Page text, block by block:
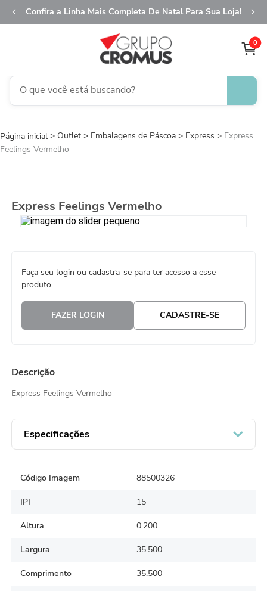
Confira a Linha Mais Completa De Natal Para Sua Loja!
0
O que você está buscando?
Outlet Embalagens de Páscoa Express
Express
Feelings Vermelho
Express Feelings Vermelho
Faça seu login ou cadastra-se para ter acesso a esse
produto
FAZER LOGIN CADASTRE-SE
Descrição
Express Feelings Vermelho
Especificações
Código Imagem 88500326
IPI 15
Altura 0.200
Largura 35.500
Comprimento 35.500
1º
fita aramada
5º
9º
urso